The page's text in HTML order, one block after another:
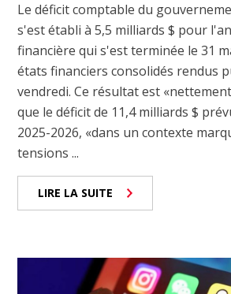
Le déficit comptable du
s'est établi à 5,5 milliards $ pour
financière qui s'est terminée le 31
états financiers consolidés rendus
vendredi. Ce résultat est
que le déficit de 11,4 milliards $
2025-2026, «dans un contexte
tensions ...
LIRE LA SUITE